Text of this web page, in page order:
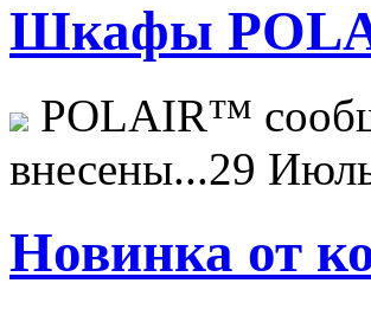
Шкафы
POLAIR™
внесены...29
Новинка от